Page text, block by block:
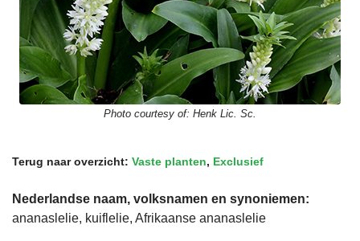
Photo courtesy of: Henk Lic. Sc.
Terug naar overzicht: Vaste planten, Exclusief
Nederlandse naam, volksnamen en synoniemen:
ananaslelie, kuiflelie, Afrikaanse ananaslelie